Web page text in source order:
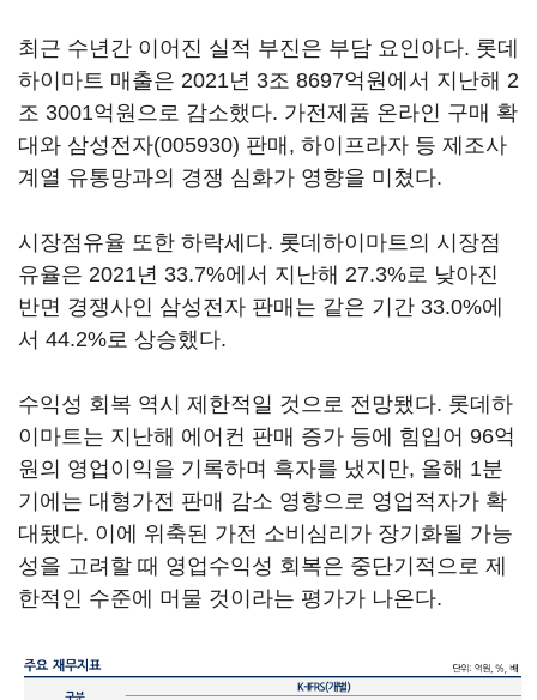
최근 수년간 이어진 실적 부진은 부담 요인아다. 롯데
하이마트 매출은 2021년 3조 8697억원에서 지난해 2
조 3001억원으로 감소했다. 가전제품 온라인 구매 확
대와 삼성전자(005930) 판매, 하이프라자 등 제조사
계열 유통망과의 경쟁 심화가 영향을 미쳤다.
시장점유율 또한 하락세다. 롯데하이마트의 시장점
유율은 2021년 33.7%에서 지난해 27.3%로 낮아진
반면 경쟁사인 삼성전자 판매는 같은 기간 33.0%에
서 44.2%로 상승했다.
수익성 회복 역시 제한적일 것으로 전망됐다. 롯데하
이마트는 지난해 에어컨 판매 증가 등에 힘입어 96억
원의 영업이익을 기록하며 흑자를 냈지만, 올해 1분
기에는 대형가전 판매 감소 영향으로 영업적자가 확
대됐다. 이에 위축된 가전 소비심리가 장기화될 가능
성을 고려할 때 영업수익성 회복은 중단기적으로 제
한적인 수준에 머물 것이라는 평가가 나온다.